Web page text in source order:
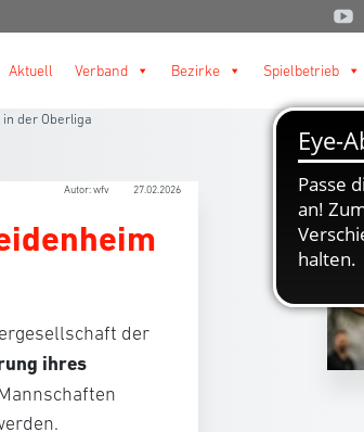
Aktuell Verband Bezirke Spielbetrieb
der Oberliga
Autor: wfv 27.02.2026
der
ihres